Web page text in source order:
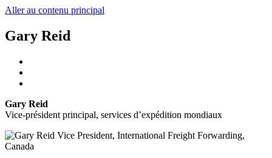
Aller au contenu principal
Gary Reid
Gary Reid
Vice-président principal, services d’expédition mondiaux